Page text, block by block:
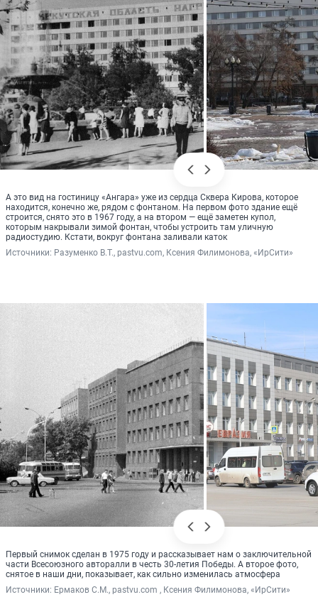
А это вид на гостиницу «Ангара» уже из сердца Сквера Кирова, которое
находится, конечно же, рядом с фонтаном. На первом фото здание ещё
строится, снято это в 1967 году, а на втором — ещё заметен купол,
которым накрывали зимой фонтан, чтобы устроить там уличную
радиостудию. Кстати, вокруг фонтана заливали каток
Источники: Разуменко В.Т., pastvu.com, Ксения Филимонова, «ИрСити»
Первый снимок сделан в 1975 году и рассказывает нам о заключительной
части Всесоюзного авторалли в честь 30-летия Победы. А второе фото,
снятое в наши дни, показывает, как сильно изменилась атмосфера
Источники: Ермаков С.М., pastvu.com , Ксения Филимонова, «ИрСити»